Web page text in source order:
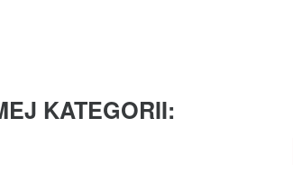
KATEGORII: